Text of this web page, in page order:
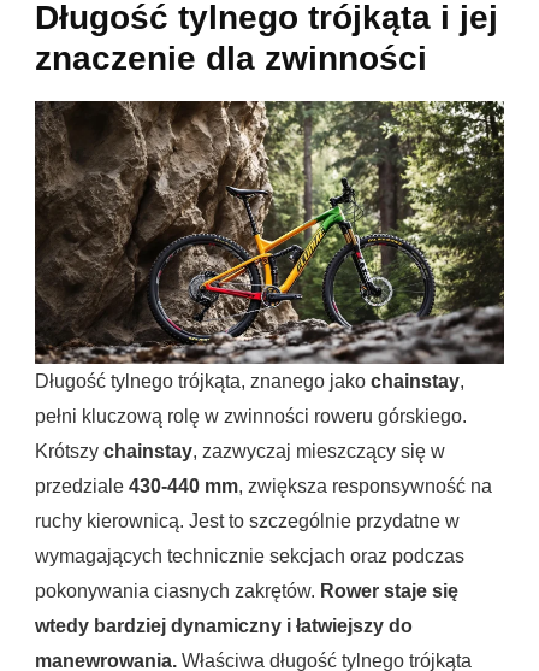
Długość tylnego trójkąta i jej
znaczenie dla zwinności
Długość tylnego trójkąta, znanego jako chainstay,
pełni kluczową rolę w zwinności roweru górskiego.
Krótszy chainstay, zazwyczaj mieszczący się w
przedziale 430-440 mm, zwiększa responsywność na
ruchy kierownicą. Jest to szczególnie przydatne w
wymagających technicznie sekcjach oraz podczas
pokonywania ciasnych zakrętów. Rower staje się
wtedy bardziej dynamiczny i łatwiejszy do
manewrowania. Właściwa długość tylnego trójkąta